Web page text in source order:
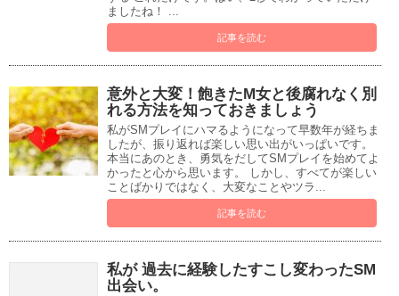
ましたね！ ...
記事を読む
意外と大変！飽きたM女と後腐れなく別
れる方法を知っておきましょう
私がSMプレイにハマるようになって早数年が経ちま
したが、振り返れば楽しい思い出がいっぱいです。
本当にあのとき、勇気をだしてSMプレイを始めてよ
かったと心から思います。 しかし、すべてが楽しい
ことばかりではなく、大変なことやツラ...
記事を読む
私が 過去に経験したすこし変わったSM
出会い。